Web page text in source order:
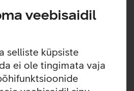
veebisaidil
selliste küpsiste
ei ole tingimata vaja